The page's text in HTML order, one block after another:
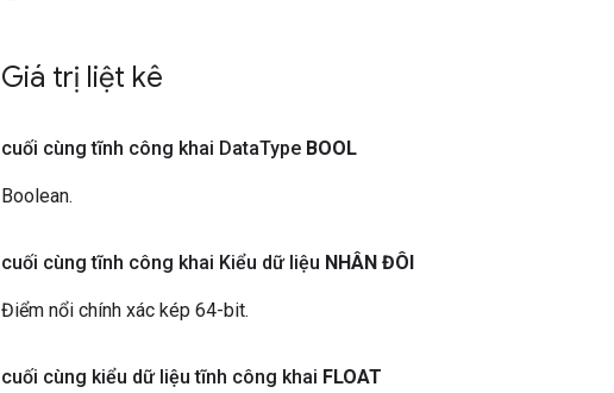
Giá trị liệt kê
cuối cùng tĩnh công khai DataType BOOL
Boolean.
cuối cùng tĩnh công khai Kiểu dữ liệu NHÂN ĐÔI
Điểm nổi chính xác kép 64-bit.
cuối cùng kiểu dữ liệu tĩnh công khai FLOAT